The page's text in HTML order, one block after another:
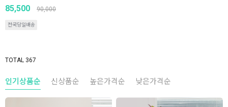
85,500 90,000
전국당일배송
TOTAL 367
인기상품순 신상품순 높은가격순 낮은가격순